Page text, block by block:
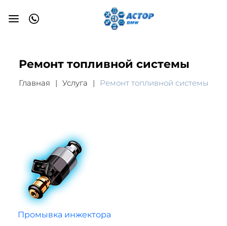
Ремонт топливной системы
Главная Услуга Ремонт топливной системы
Промывка инжектора